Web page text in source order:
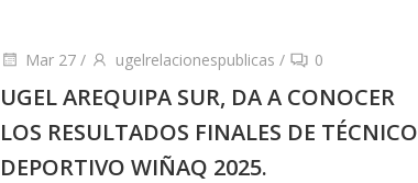
Mar 27 / ugelrelacionespublicas / 0
UGEL AREQUIPA SUR, DA A CONOCER
LOS RESULTADOS FINALES DE TÉCNICO
DEPORTIVO WIÑAQ 2025.